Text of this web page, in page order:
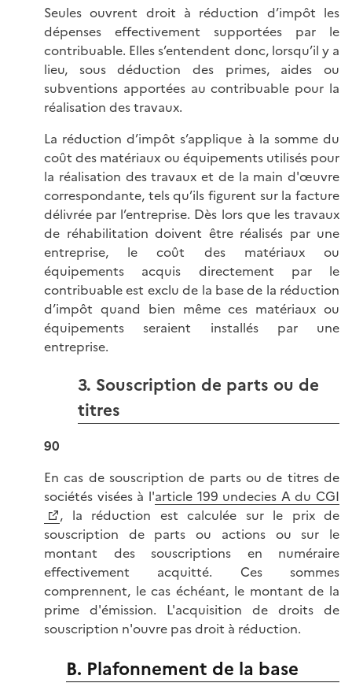
Seules ouvrent droit à réduction d’impôt les
dépenses effectivement supportées par le
contribuable. Elles s’entendent donc, lorsqu’il y a
lieu, sous déduction des primes, aides ou
subventions apportées au contribuable pour la
réalisation des travaux.
La réduction d’impôt s’applique à la somme du
coût des matériaux ou équipements utilisés pour
la réalisation des travaux et de la main d'œuvre
correspondante, tels qu’ils figurent sur la facture
délivrée par l’entreprise. Dès lors que les travaux
de réhabilitation doivent être réalisés par une
entreprise, le coût des matériaux ou
équipements acquis directement par le
contribuable est exclu de la base de la réduction
d’impôt quand bien même ces matériaux ou
équipements seraient installés par une
entreprise.
3. Souscription de parts ou de
titres
90
En cas de souscription de parts ou de titres de
sociétés visées à l'article 199 undecies A du CGI
, la réduction est calculée sur le prix de
souscription de parts ou actions ou sur le
montant des souscriptions en numéraire
effectivement acquitté. Ces sommes
comprennent, le cas échéant, le montant de la
prime d'émission. L'acquisition de droits de
souscription n'ouvre pas droit à réduction.
B. Plafonnement de la base